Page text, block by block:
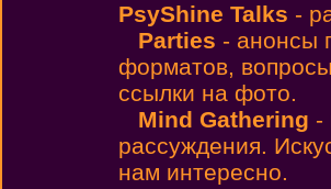
PsyShine Talks -
Parties - анонсы
форматов,
ссылки на фото.
Mind Gathering -
рассуждения.
нам интересно.